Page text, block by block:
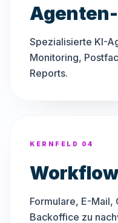
Spezialisierte KI-
Monitoring,
Reports.
KERNFELD 04
Formulare, E-Mail,
Backoffice zu